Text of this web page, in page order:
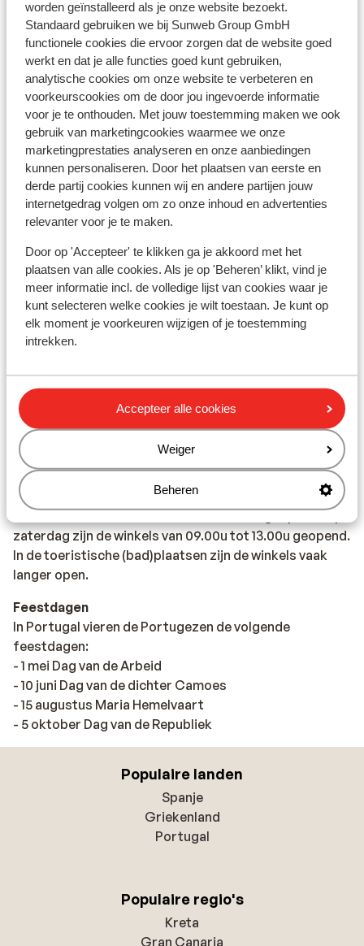
worden geïnstalleerd als je onze website bezoekt.
Standaard gebruiken we bij Sunweb Group GmbH
functionele cookies die ervoor zorgen dat de website goed
werkt en dat je alle functies goed kunt gebruiken,
analytische cookies om onze website te verbeteren en
voorkeurscookies om de door jou ingevoerde informatie
voor je te onthouden. Met jouw toestemming maken we ook
gebruik van marketingcookies waarmee we onze
marketingprestaties analyseren en onze aanbiedingen
kunnen personaliseren. Door het plaatsen van eerste en
derde partij cookies kunnen wij en andere partijen jouw
internetgedrag volgen om zo onze inhoud en advertenties
relevanter voor je te maken.
Door op 'Accepteer' te klikken ga je akkoord met het
plaatsen van alle cookies. Als je op 'Beheren’ klikt, vind je
meer informatie incl. de volledige lijst van cookies waar je
kunt selecteren welke cookies je wilt toestaan. Je kunt op
elk moment je voorkeuren wijzigen of je toestemming
intrekken.
Accepteer alle cookies
Weiger
Beheren
Je kan met je mobiele telefoon telefoneren in Portugal.
Wij adviseren je om dit zoveel mogelijk te beperken,
vanwege de hoge kosten die hiervoor aangerekend
worden. Informeer hierover bij jouw provider voor je op
vakantie vertrekt. Als je gebruik wil maken van internet
via je telefoon, dan raden we je aan om dit via een
draadloos netwerk te doen. Zet ook altijd je
dataroaming uit in het buitenland.
Alarmnummer
Het alarmnummer in Portugal voor de politie,
ambulance en brandweer is 112.
Eten & drinken
Tijdens je vakantie in Portugal maak je kennis met de
heelijke Portugese keuken. Wat dacht je van Cataplana
(een stoofschotel van schaal- en schelpdieren met
gekookte ham) of van Kip Piri-Piri, lekker pittig! Dit in
en jouw maaltijd is compleet.
Fooien
Het is in Portugal een gewoonte om in bars en
restaurants tussen de 5% en 10% fooi te geven.
Openingstijden
De winkels in Portugal zijn van maandag t/m vrijdag van
zaterdag zijn de winkels van 09.00u tot 13.00u geopend.
In de toeristische (bad)plaatsen zijn de winkels vaak
langer open.
Feestdagen
In Portugal vieren de Portugezen de volgende
feestdagen:
- 1 mei Dag van de Arbeid
- 10 juni Dag van de dichter Camoes
- 15 augustus Maria Hemelvaart
- 5 oktober Dag van de Republiek
Populaire landen
Spanje
Griekenland
Portugal
Populaire regio's
Kreta
Gran Canaria